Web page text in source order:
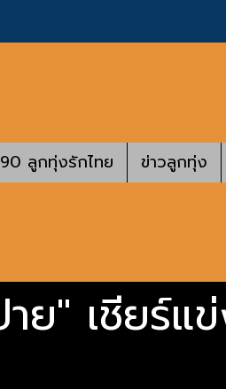
ลูกทุ่งรักไทย ข่าวลูกทุ่ง
" เชียร์แ